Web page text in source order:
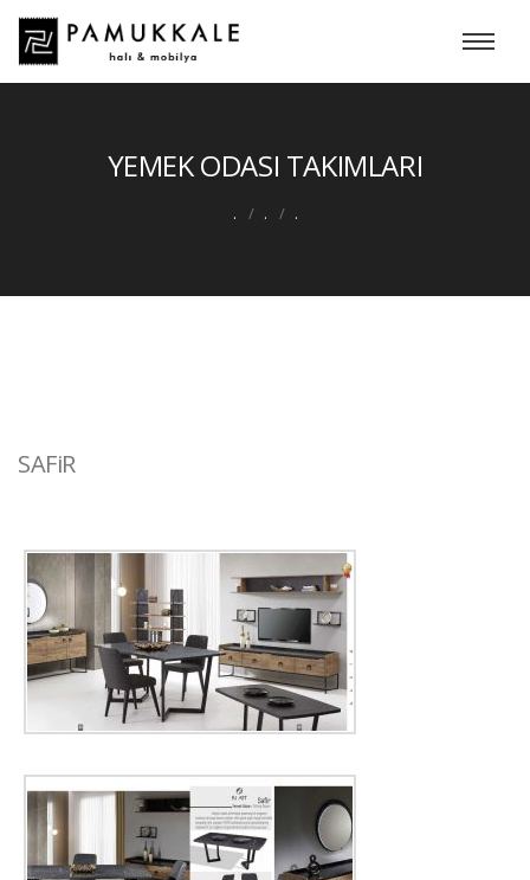
YEMEK ODASI TAKIMLARI
. . .
SAFiR